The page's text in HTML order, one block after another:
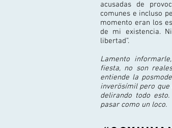
acusadas de
comunes e incluso
momento eran los
de mi existencia.
libertad”.
Lamento
fiesta, no son
entiende la
inverösímil pero que
delirando todo
pasar como un loco.